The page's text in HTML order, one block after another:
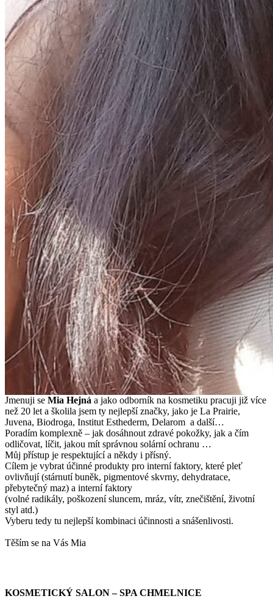
Jmenuji se Mia Hejná a jako odborník na kosmetiku pracuji již více
než 20 let a školila jsem ty nejlepší značky, jako je La Prairie,
Juvena, Biodroga, Institut Esthederm, Delarom a další…
Poradím komplexně – jak dosáhnout zdravé pokožky, jak a čím
odličovat, líčit, jakou mít správnou solární ochranu …
Můj přístup je respektující a někdy i přísný.
Cílem je vybrat účinné produkty pro interní faktory, které pleť
ovlivňují (stárnutí buněk, pigmentové skvrny, dehydratace,
přebytečný maz) a interní faktory
(volné radikály, poškození sluncem, mráz, vítr, znečištění, životní
styl atd.)
Vyberu tedy tu nejlepší kombinaci účinnosti a snášenlivosti.
Těším se na Vás Mia
KOSMETICKÝ SALON – SPA CHMELNICE